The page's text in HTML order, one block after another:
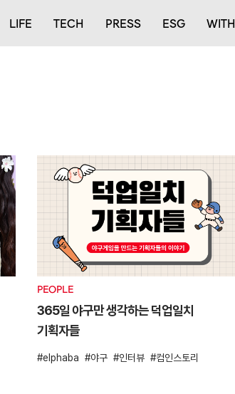
LIFE TECH PRESS ESG WITH
PEOPLE
365일 야구만 생각하는 덕업일치
기획자들
elphaba 야구 인터뷰 컴인스토리